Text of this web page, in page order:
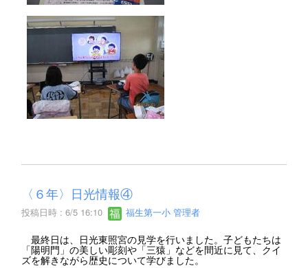
〈６年〉日光情報④
投稿日時 : 6/5 16:10 福生第一小 管理者
最終日は、日光東照宮の見学を行いました。子どもたちは
「陽明門」の美しい彫刻や「三猿」などを間近に見て、クイ
ズを解きながら歴史について学びました。